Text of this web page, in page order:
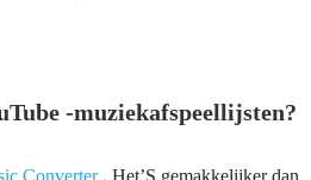
-muziekafspeellijsten?
Converter , Het’S gemakkelijker dan